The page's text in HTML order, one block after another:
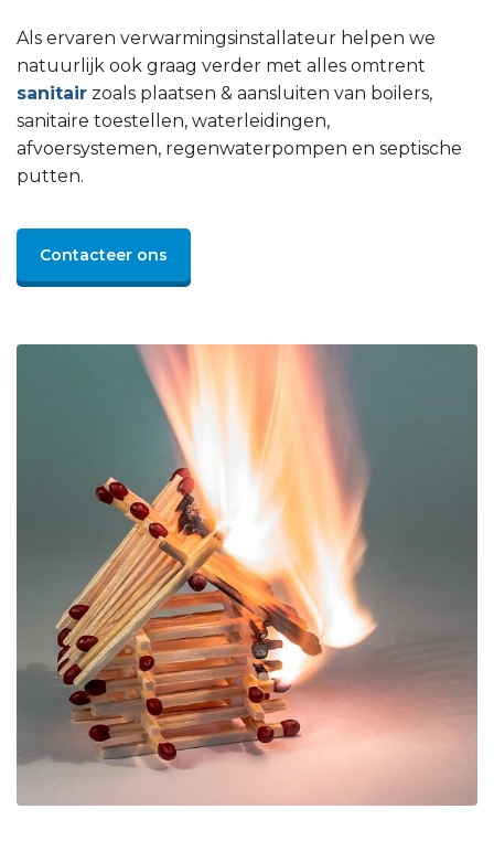
Als ervaren verwarmingsinstallateur helpen we
natuurlijk ook graag verder met alles omtrent
sanitair zoals plaatsen & aansluiten van boilers,
sanitaire toestellen, waterleidingen,
afvoersystemen, regenwaterpompen en septische
putten.
Contacteer ons